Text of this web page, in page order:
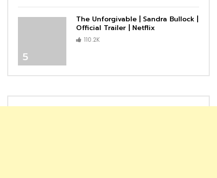
5
The Unforgivable | Sandra Bullock |
Official Trailer | Netflix
110.2K